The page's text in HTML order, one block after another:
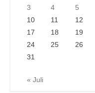
3
4 5
10
11 12
17
18 19
24
25 26
31
« Juli